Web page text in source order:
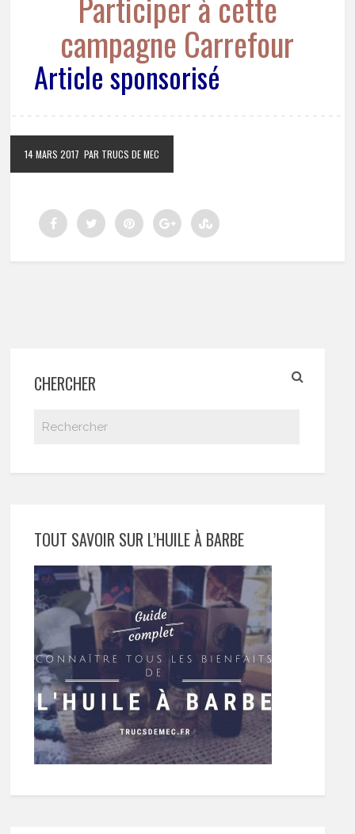
campagne Carrefour
Article sponsorisé
14 MARS 2017 PAR TRUCS DE MEC
CHERCHER
TOUT SAVOIR SUR L’HUILE À BARBE